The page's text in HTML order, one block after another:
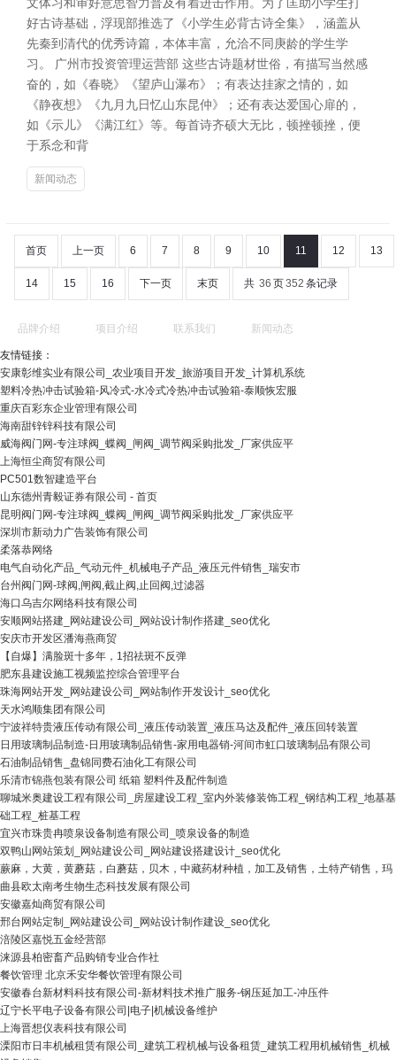
好古诗基础，浮现部推选了《小学生必背古诗全集》，涵盖从
先秦到清代的优秀诗篇，本体丰富，允洽不同庚龄的学生学
习。 广州市投资管理运营部 这些古诗题材世俗，有描写当然感
奋的，如《春晓》《望庐山瀑布》；有表达挂家之情的，如
《静夜想》《九月九日忆山东昆仲》；还有表达爱国心扉的，
如《示儿》《满江红》等。每首诗齐硕大无比，顿挫顿挫，便
于系念和背
新闻动态
首页 上一页 6 7 8 9 10 11 12 13
14 15 16 下一页 末页 共 36 页352 条记录
品牌介绍 项目介绍 联系我们 新闻动态
友情链接：
安康彰维实业有限公司_农业项目开发_旅游项目开发_计算机系统
塑料冷热冲击试验箱-风冷式-水冷式冷热冲击试验箱-泰顺恢宏服
重庆百彩东企业管理有限公司
海南甜锌锌科技有限公司
威海阀门网-专注球阀_蝶阀_闸阀_调节阀采购批发_厂家供应平
上海恒尘商贸有限公司
PC501数智建造平台
山东德州青毅证券有限公司 - 首页
昆明阀门网-专注球阀_蝶阀_闸阀_调节阀采购批发_厂家供应平
深圳市新动力广告装饰有限公司
柔落恭网络
电气自动化产品_气动元件_机械电子产品_液压元件销售_瑞安市
台州阀门网-球阀,闸阀,截止阀,止回阀,过滤器
海口乌吉尔网络科技有限公司
安顺网站搭建_网站建设公司_网站设计制作搭建_seo优化
安庆市开发区潘海燕商贸
【自爆】满脸斑十多年，1招祛斑不反弹
肥东县建设施工视频监控综合管理平台
珠海网站开发_网站建设公司_网站制作开发设计_seo优化
天水鸿顺集团有限公司
宁波祥特贵液压传动有限公司_液压传动装置_液压马达及配件_液压回转装置
日用玻璃制品制造-日用玻璃制品销售-家用电器销-河间市虹口玻璃制品有限公司
石油制品销售_盘锦同费石油化工有限公司
乐清市锦燕包装有限公司 纸箱 塑料件及配件制造
聊城米奥建设工程有限公司_房屋建设工程_室内外装修装饰工程_钢结构工程_地基基
础工程_桩基工程
宜兴市珠贵冉喷泉设备制造有限公司_喷泉设备的制造
双鸭山网站策划_网站建设公司_网站建设搭建设计_seo优化
蕨麻，大黄，黄蘑菇，白蘑菇，贝木，中藏药材种植，加工及销售，土特产销售，玛
曲县欧太南考生物生态科技发展有限公司
安徽嘉灿商贸有限公司
邢台网站定制_网站建设公司_网站设计制作建设_seo优化
涪陵区嘉悦五金经营部
涞源县柏密畜产品购销专业合作社
餐饮管理 北京禾安华餐饮管理有限公司
安徽春台新材料科技有限公司-新材料技术推广服务-钢压延加工-冲压件
辽宁长平电子设备有限公司|电子|机械设备维护
上海晋想仪表科技有限公司
溧阳市日丰机械租赁有限公司_建筑工程机械与设备租赁_建筑工程用机械销售_机械